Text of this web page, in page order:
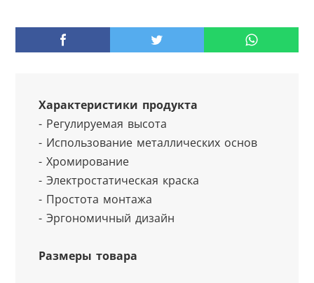
Характеристики продукта
- Регулируемая высота
- Использование металлических основ
- Хромирование
- Электростатическая краска
- Простота монтажа
- Эргономичный дизайн
Размеры товара